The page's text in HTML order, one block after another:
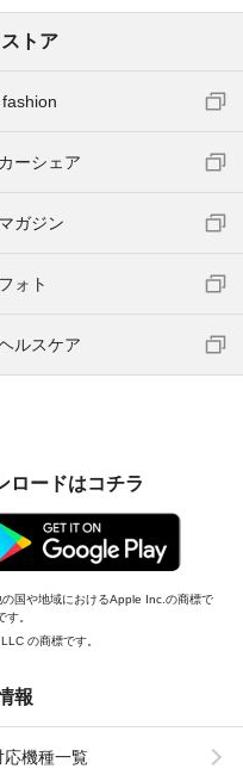
トア
ーシェア
ガジン
ォト
ルスケア
ロードはコチラ
国や地域におけるApple Inc.の商標で
。
の商標です。
報
応機種一覧